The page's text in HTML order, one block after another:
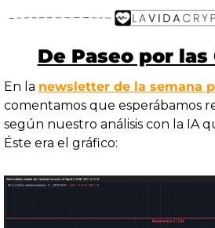
De Paseo por las
En la newsletter de la semana
comentamos que esperábamos
según nuestro análisis con la IA
Éste era el gráfico: